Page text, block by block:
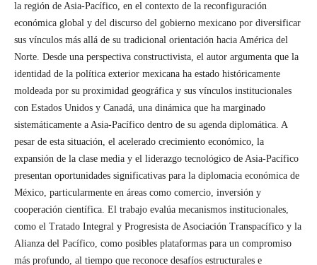
la región de Asia-Pacífico, en el contexto de la reconfiguración
económica global y del discurso del gobierno mexicano por diversificar
sus vínculos más allá de su tradicional orientación hacia América del
Norte. Desde una perspectiva constructivista, el autor argumenta que la
identidad de la política exterior mexicana ha estado históricamente
moldeada por su proximidad geográfica y sus vínculos institucionales
con Estados Unidos y Canadá, una dinámica que ha marginado
sistemáticamente a Asia-Pacífico dentro de su agenda diplomática. A
pesar de esta situación, el acelerado crecimiento económico, la
expansión de la clase media y el liderazgo tecnológico de Asia-Pacífico
presentan oportunidades significativas para la diplomacia económica de
México, particularmente en áreas como comercio, inversión y
cooperación científica. El trabajo evalúa mecanismos institucionales,
como el Tratado Integral y Progresista de Asociación Transpacífico y la
Alianza del Pacífico, como posibles plataformas para un compromiso
más profundo, al tiempo que reconoce desafíos estructurales e